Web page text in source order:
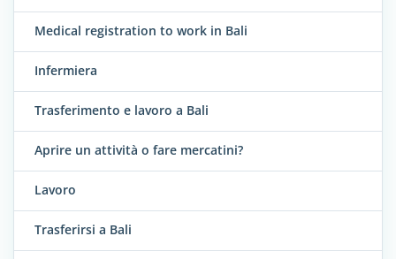
Medical registration to work in Bali
Infermiera
Trasferimento e lavoro a Bali
Aprire un attività o fare mercatini?
Lavoro
Trasferirsi a Bali